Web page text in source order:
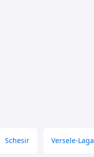
Schesir Versele-Laga